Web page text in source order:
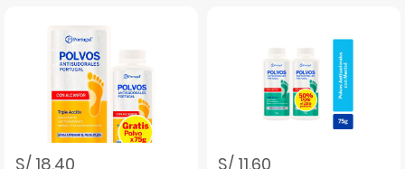
S/ 18.40 S/ 11.60